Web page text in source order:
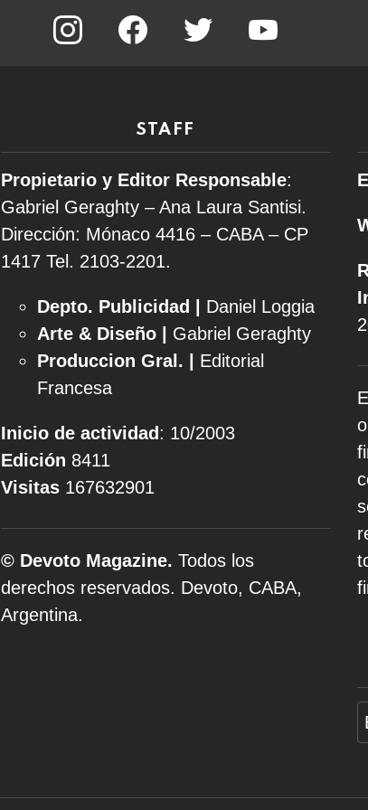
instagram facebook twitter
STAFF
Propietario y Editor Responsable:
Gabriel Geraghty – Ana Laura Santisi.
Dirección: Mónaco 4416 – CABA – CP
1417 Tel. 2103-2201.
Depto. Publicidad |
Daniel Loggia
Arte & Diseño | Gabriel Geraghty
Produccion Gral. |
Editorial
Francesa
Inicio de actividad : 10/2003
Edición 8411
Visitas 167632901
© Devoto Magazine. Todos los
derechos reservados. Devoto, CABA,
Argentina.